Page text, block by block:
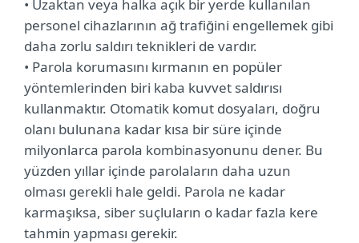
• Uzaktan veya halka açık bir yerde kullanılan
personel cihazlarının ağ trafiğini engellemek gibi
daha zorlu saldırı teknikleri de vardır.
• Parola korumasını kırmanın en popüler
yöntemlerinden biri kaba kuvvet saldırısı
kullanmaktır. Otomatik komut dosyaları, doğru
olanı bulunana kadar kısa bir süre içinde
milyonlarca parola kombinasyonunu dener. Bu
yüzden yıllar içinde parolaların daha uzun
olması gerekli hale geldi. Parola ne kadar
karmaşıksa, siber suçluların o kadar fazla kere
tahmin yapması gerekir.